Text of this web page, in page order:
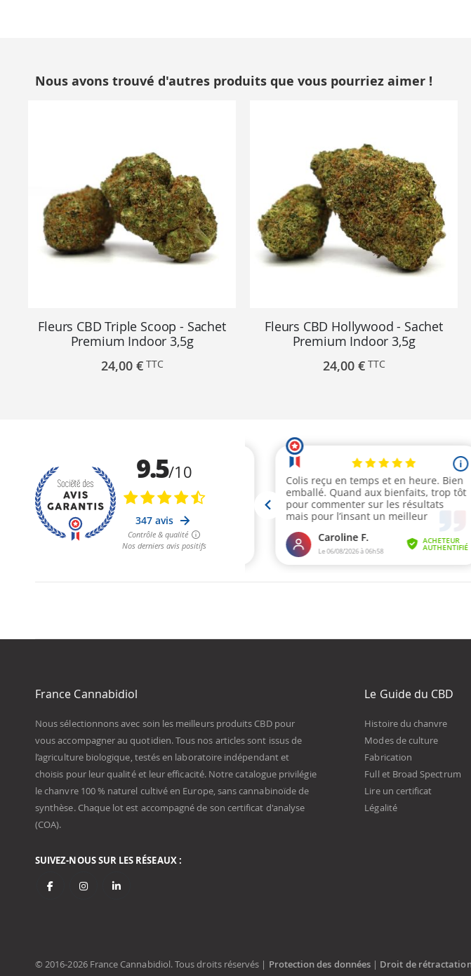
Nous avons trouvé d'autres produits que vous pourriez aimer !
Fleurs CBD Triple Scoop - Sachet
Premium Indoor 3,5g
24,00 €
Fleurs CBD Hollywood - Sachet
Premium Indoor 3,5g
24,00 €
France Cannabidiol
Nous sélectionnons avec soin les meilleurs produits CBD pour
vous accompagner au quotidien. Tous nos articles sont issus de
l’agriculture biologique, testés en laboratoire indépendant et
choisis pour leur qualité et leur efficacité. Notre catalogue privilégie
le chanvre 100 % naturel cultivé en Europe, sans cannabinoïde de
synthèse. Chaque lot est accompagné de son certificat d'analyse
(COA).
SUIVEZ-NOUS SUR LES RÉSEAUX :
Le Guide du CBD
Histoire du chanvre
Modes de culture
Fabrication
Full et Broad Spectrum
Lire un certificat
Légalité
© 2016-2026 France Cannabidiol. Tous droits réservés | Protection des données | Droit de